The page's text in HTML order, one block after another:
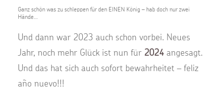
Ganz schön was zu schleppen für den EINEN König – hab doch nur zwei
Hände…
Und dann war 2023 auch schon vorbei. Neues
Jahr, noch mehr Glück ist nun für 2024 angesagt.
Und das hat sich auch sofort bewahrheitet – feliz
año nuevo!!!